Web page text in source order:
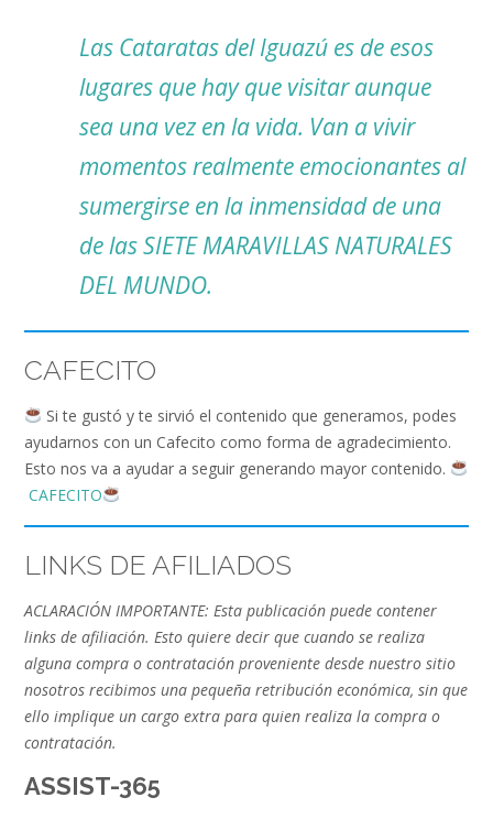
Las Cataratas del Iguazú es de esos
lugares que hay que visitar aunque
sea una vez en la vida. Van a vivir
momentos realmente emocionantes al
sumergirse en la inmensidad de una
de las SIETE MARAVILLAS NATURALES
DEL MUNDO.
CAFECITO
Si te gustó y te sirvió el contenido que generamos, podes
ayudarnos con un Cafecito como forma de agradecimiento.
Esto nos va a ayudar a seguir generando mayor contenido.
CAFECITO
LINKS DE AFILIADOS
ACLARACIÓN IMPORTANTE: Esta publicación puede contener
links de afiliación. Esto quiere decir que cuando se realiza
alguna compra o contratación proveniente desde nuestro sitio
nosotros recibimos una pequeña retribución económica, sin que
ello implique un cargo extra para quien realiza la compra o
contratación.
ASSIST-365